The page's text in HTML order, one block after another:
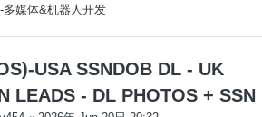
多媒体&机器人开发
USA SSNDOB DL - UK
LEADS - DL PHOTOS + SSN